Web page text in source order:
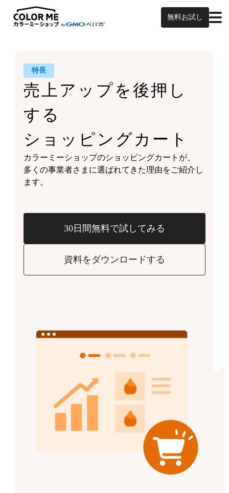
無料お試し
特長
売上アップを後押し
する
ショッピングカート
カラーミーショップのショッピングカートが、
多くの事業者さまに選ばれてきた理由をご紹介し
ます。
30日間無料で試してみる
資料をダウンロードする